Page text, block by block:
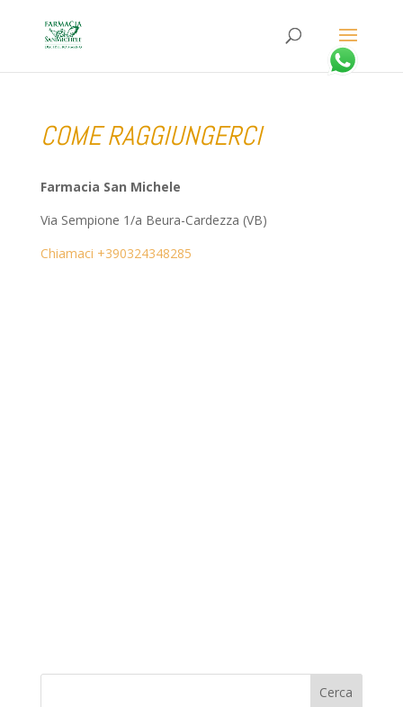
COME RAGGIUNGERCI
Farmacia San Michele
Via Sempione 1/a Beura-Cardezza (VB)
Chiamaci +390324348285